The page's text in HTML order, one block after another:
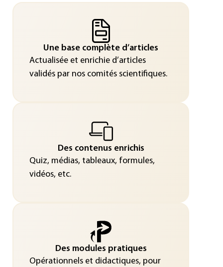
Une base complète d’articles
Actualisée et enrichie d’articles
validés par nos comités scientifiques.
Des contenus enrichis
Quiz, médias, tableaux, formules,
vidéos, etc.
Des modules pratiques
Opérationnels et didactiques, pour